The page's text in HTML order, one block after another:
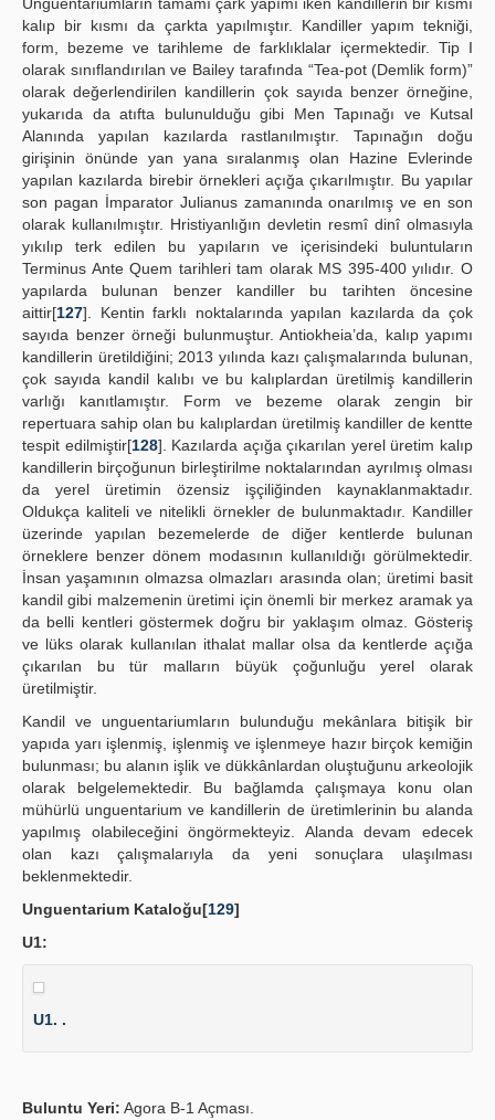
kalıp bir kısmı da çarkta yapılmıştır. Kandiller yapım tekniği,
form, bezeme ve tarihleme de farklıklalar içermektedir. Tip I
olarak sınıflandırılan ve Bailey tarafında “Tea-pot (Demlik form)”
olarak değerlendirilen kandillerin çok sayıda benzer örneğine,
yukarıda da atıfta bulunulduğu gibi Men Tapınağı ve Kutsal
Alanında yapılan kazılarda rastlanılmıştır. Tapınağın doğu
girişinin önünde yan yana sıralanmış olan Hazine Evlerinde
yapılan kazılarda birebir örnekleri açığa çıkarılmıştır. Bu yapılar
son pagan İmparator Julianus zamanında onarılmış ve en son
olarak kullanılmıştır. Hristiyanlığın devletin resmî dinî olmasıyla
yıkılıp terk edilen bu yapıların ve içerisindeki buluntuların
Terminus Ante Quem tarihleri tam olarak MS 395-400 yılıdır. O
yapılarda bulunan benzer kandiller bu tarihten öncesine
aittir[127]. Kentin farklı noktalarında yapılan kazılarda da çok
sayıda benzer örneği bulunmuştur. Antiokheia’da, kalıp yapımı
kandillerin üretildiğini; 2013 yılında kazı çalışmalarında bulunan,
çok sayıda kandil kalıbı ve bu kalıplardan üretilmiş kandillerin
varlığı kanıtlamıştır. Form ve bezeme olarak zengin bir
repertuara sahip olan bu kalıplardan üretilmiş kandiller de kentte
tespit edilmiştir[128]. Kazılarda açığa çıkarılan yerel üretim kalıp
kandillerin birçoğunun birleştirilme noktalarından ayrılmış olması
da yerel üretimin özensiz işçiliğinden kaynaklanmaktadır.
Oldukça kaliteli ve nitelikli örnekler de bulunmaktadır. Kandiller
üzerinde yapılan bezemelerde de diğer kentlerde bulunan
örneklere benzer dönem modasının kullanıldığı görülmektedir.
İnsan yaşamının olmazsa olmazları arasında olan; üretimi basit
kandil gibi malzemenin üretimi için önemli bir merkez aramak ya
da belli kentleri göstermek doğru bir yaklaşım olmaz. Gösteriş
ve lüks olarak kullanılan ithalat mallar olsa da kentlerde açığa
çıkarılan bu tür malların büyük çoğunluğu yerel olarak
üretilmiştir.
Kandil ve unguentariumların bulunduğu mekânlara bitişik bir
yapıda yarı işlenmiş, işlenmiş ve işlenmeye hazır birçok kemiğin
bulunması; bu alanın işlik ve dükkânlardan oluştuğunu arkeolojik
olarak belgelemektedir. Bu bağlamda çalışmaya konu olan
mühürlü unguentarium ve kandillerin de üretimlerinin bu alanda
yapılmış olabileceğini öngörmekteyiz. Alanda devam edecek
olan kazı çalışmalarıyla da yeni sonuçlara ulaşılması
beklenmektedir.
Unguentarium Kataloğu[129]
U1:
U1. .
Buluntu Yeri: Agora B-1 Açması.